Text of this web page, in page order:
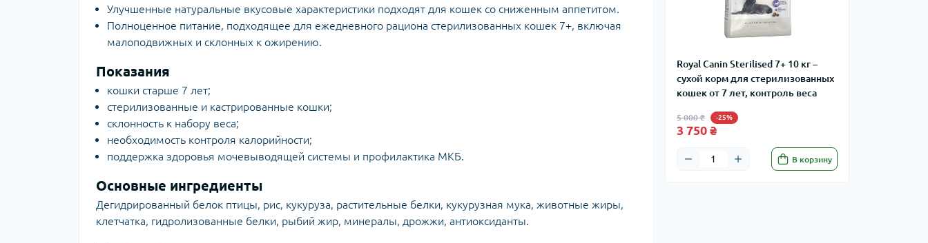
Royal Canin Sterilised 7+ 10 кг –
сухой корм для стерилизованных
кошек от 7 лет, контроль веса
5 000 ₴ -25%
3 750 ₴
В корзину
Улучшенные натуральные вкусовые характеристики подходят для кошек со сниженным аппетитом.
Полноценное питание, подходящее для ежедневного рациона стерилизованных кошек 7+, включая
малоподвижных и склонных к ожирению.
Показания
кошки старше 7 лет;
стерилизованные и кастрированные кошки;
склонность к набору веса;
необходимость контроля калорийности;
поддержка здоровья мочевыводящей системы и профилактика МКБ.
Основные ингредиенты
Дегидрированный белок птицы, рис, кукуруза, растительные белки, кукурузная мука, животные жиры,
клетчатка, гидролизованные белки, рыбий жир, минералы, дрожжи, антиоксиданты.